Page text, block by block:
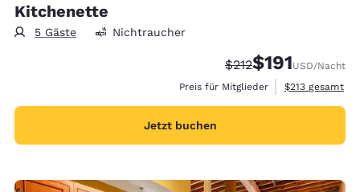
Kitchenette
5 Gäste Nichtraucher
Durchgestrichener
$212Vergünstigter
$191USD/Nacht
Preis für Mitglieder
Geschätzte
$213 gesamt
Jetzt buchen